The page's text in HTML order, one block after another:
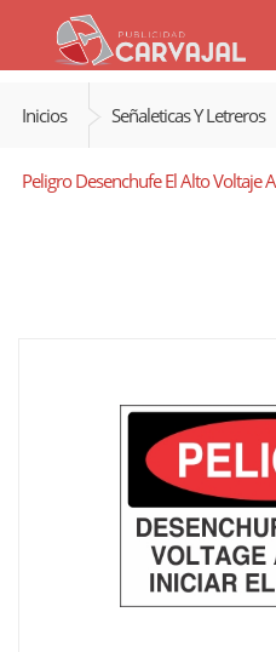
Inicios Señaleticas Y Letreros
Peligro Desenchufe El Alto Voltaje